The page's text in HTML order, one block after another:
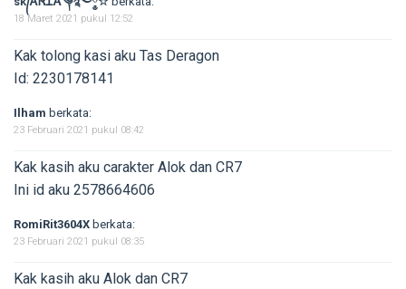
18 Maret 2021 pukul 12:52
Kak tolong kasi aku Tas Deragon
Id: 2230178141
Ilham berkata:
23 Februari 2021 pukul 08:42
Kak kasih aku carakter Alok dan CR7
Ini id aku 2578664606
RomiRit3604X berkata:
23 Februari 2021 pukul 08:35
Kak kasih aku Alok dan CR7